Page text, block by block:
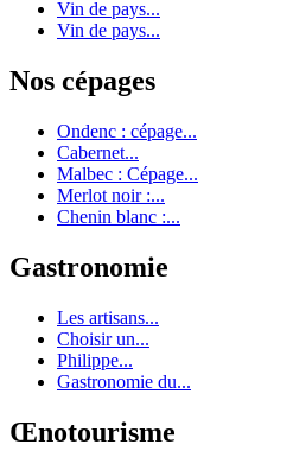
Vin de pays...
Vin de pays...
Nos cépages
Ondenc : cépage...
Cabernet...
Malbec : Cépage...
Merlot noir :...
Chenin blanc :...
Gastronomie
Les artisans...
Choisir un...
Philippe...
Gastronomie du...
Œnotourisme